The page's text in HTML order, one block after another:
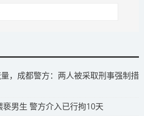
，成都警方：两人被采取刑事强制措
男生 警方介入已行拘10天